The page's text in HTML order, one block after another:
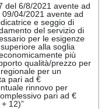
del 6/8/2021 avente ad
04/2021 avente ad
e seggio di
del servizio di
per le esigenze
alla soglia
più
qualità/prezzo per
per un
pari ad €
rinnovo per
pari ad €
12)”